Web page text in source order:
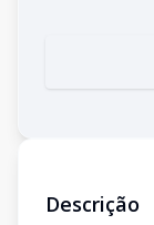
Descrição